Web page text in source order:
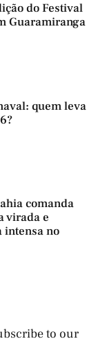
do Festival
Guaramiranga
quem leva
comanda
virada e
intensa no
to our